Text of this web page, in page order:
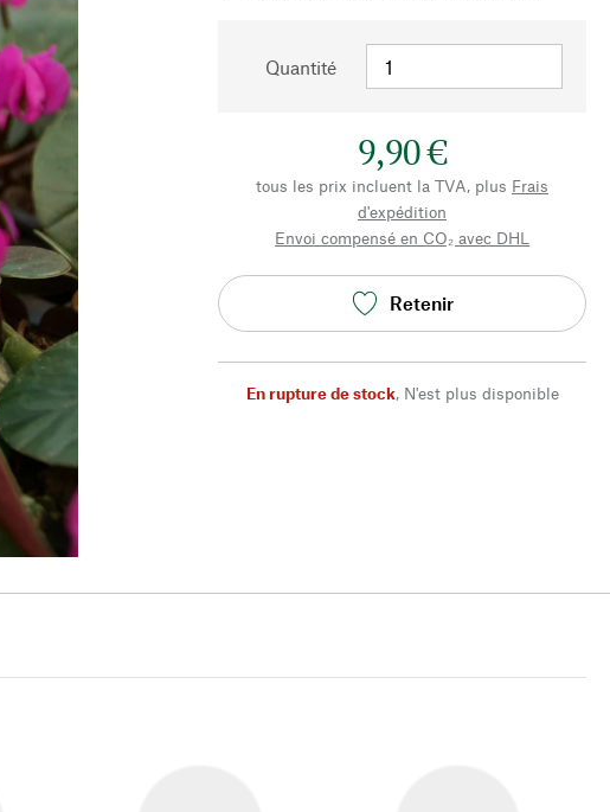
Quantité
9,90 €
tous les prix incluent la TVA, plus Frais
d'expédition
Envoi compensé en CO₂ avec DHL
Retenir
En rupture de stock, N'est plus disponible